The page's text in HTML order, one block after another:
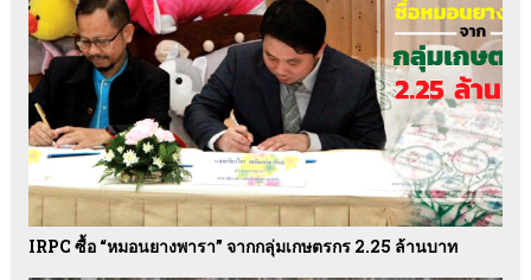
IRPC ซื้อ “หมอนยางพารา” จากกลุ่มเกษตรกร 2.25 ล้านบาท